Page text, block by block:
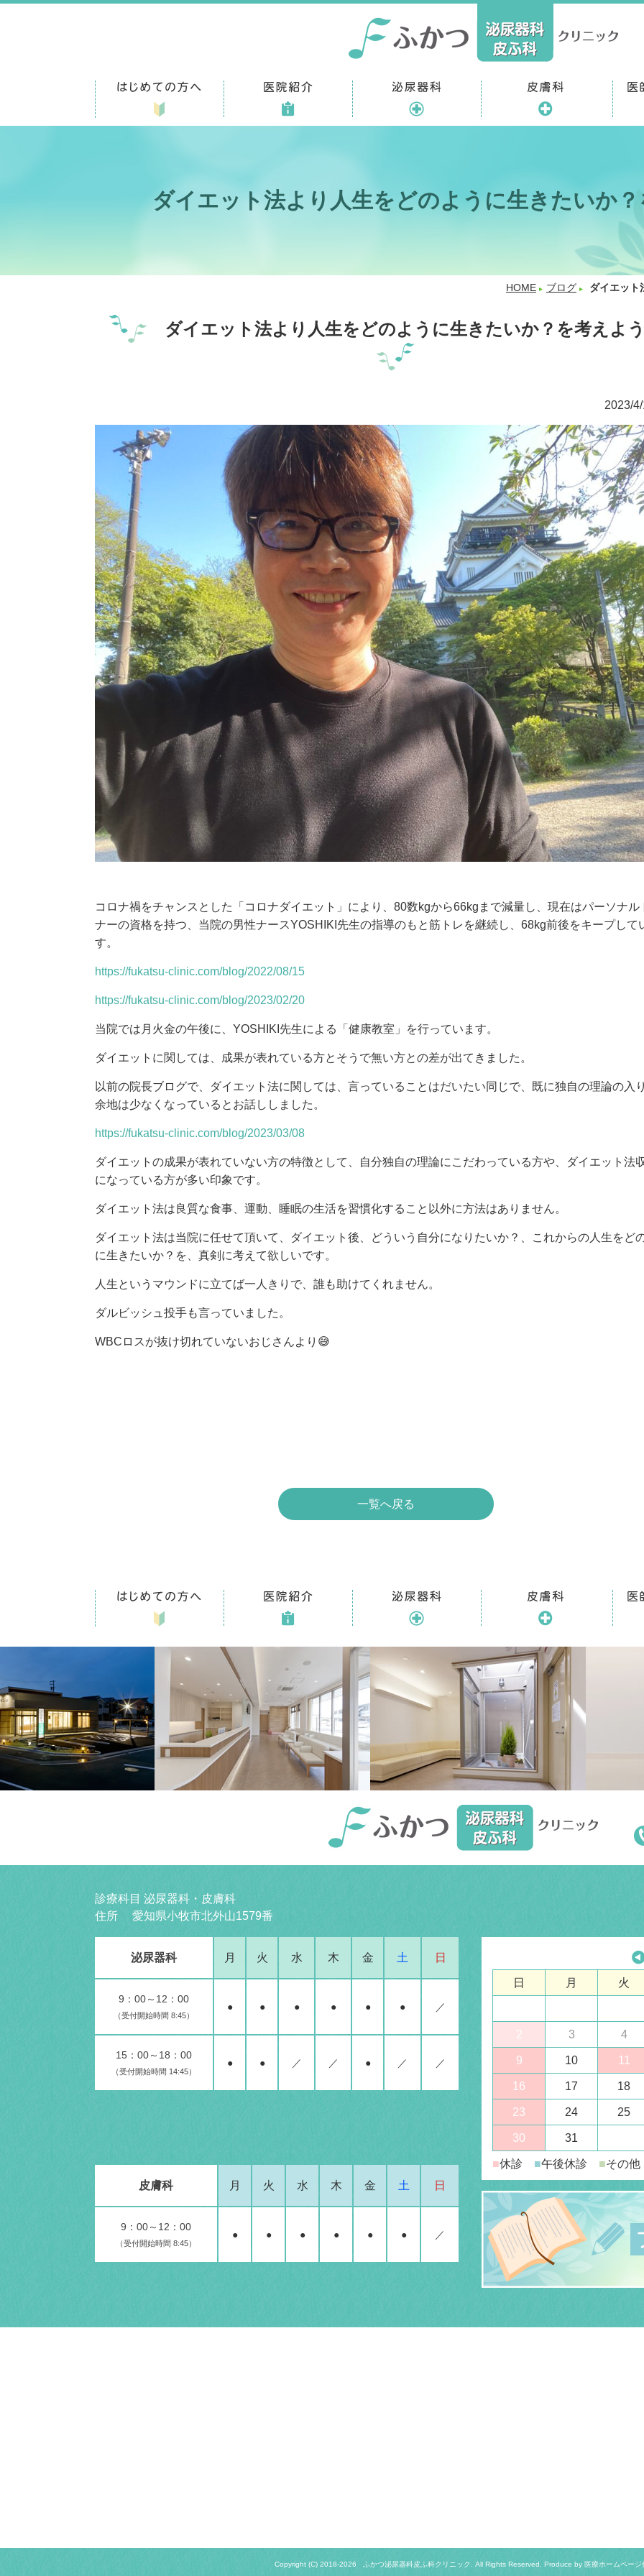
ダイエット法より人生をどのように生きたいか
HOME ブログ ダイエット
ダイエット法より人生をどのように生きたいか？を考えよ
2023/
コロナ禍をチャンスとした「コロナダイエット」により、80数kgから66kgまで減量し、現在はパーソナル
ナーの資格を持つ、当院の男性ナースYOSHIKI先生の指導のもと筋トレを継続し、68kg前後をキープして
す。
https://fukatsu-clinic.com/blog/2022/08/15
https://fukatsu-clinic.com/blog/2023/02/20
当院では月火金の午後に、YOSHIKI先生による「健康教室」を行っています。
ダイエットに関しては、成果が表れている方とそうで無い方との差が出てきました。
以前の院長ブログで、ダイエット法に関しては、言っていることはだいたい同じで、既に独自の理論の入
余地は少なくなっているとお話ししました。
https://fukatsu-clinic.com/blog/2023/03/08
ダイエットの成果が表れていない方の特徴として、自分独自の理論にこだわっている方や、ダイエット法
になっている方が多い印象です。
ダイエット法は良質な食事、運動、睡眠の生活を習慣化すること以外に方法はありません。
ダイエット法は当院に任せて頂いて、ダイエット後、どういう自分になりたいか？、これからの人生をど
に生きたいか？を、真剣に考えて欲しいです。
人生というマウンドに立てば一人きりで、誰も助けてくれません。
ダルビッシュ投手も言っていました。
WBCロスが抜け切れていないおじさんより😅
一覧へ戻る
診療科目 泌尿器科・皮膚科
住所 愛知県小牧市北外山1579番
泌尿器科 月 火 水 木 金 土 日
9：00～12：00
（受付開始時間 8:45）
● ● ● ● ● ● ／
15：00～18：00
（受付開始時間 14:45）
● ● ／ ／ ● ／ ／
皮膚科 月 火 水 木 金 土 日
9：00～12：00
（受付開始時間 8:45）
● ● ● ● ● ● ／
日 月 火
2 3 4
9 10 11
16 17 18
23 24 25
30 31
■休診 ■午後休診 ■その他
Copyright (C) 2018-2026 ふかつ泌尿器科皮ふ科クリニック. All Rights Reserved. Produce by 医療ホームペー